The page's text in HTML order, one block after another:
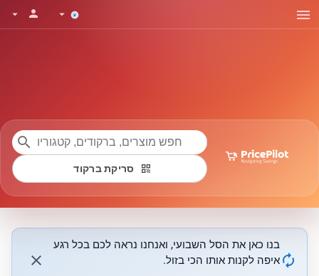
menu
arrow_drop_down
person
arrow_drop_down
search
qr_code סריקת ברקוד
autorenew
בנו כאן את הסל השבועי, ואנחנו נראה לכם בכל רגע
איפה לקנות אותו הכי בזול.
close